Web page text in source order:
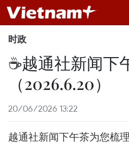
时政
☕️越通社新闻下
（2026.6.20）
20/06/2026 13:22
越通社新闻下午茶为您梳